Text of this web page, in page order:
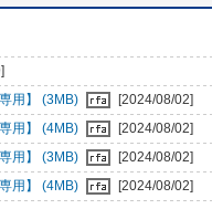
用】 (3MB)
[2024/08/02]
用】 (4MB)
[2024/08/02]
用】 (3MB)
[2024/08/02]
用】 (4MB)
[2024/08/02]